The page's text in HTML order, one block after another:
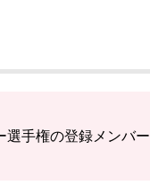
選手権の登録メンバー